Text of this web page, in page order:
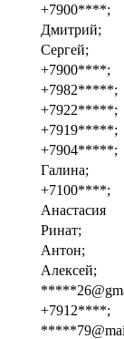
+7900****;
Дмитрий;
Сергей;
+7900****;
+7982*****;
+7922*****;
+7919*****;
+7904*****;
Галина;
+7100****;
Анастасия
Ринат;
Антон;
Алексей;
+7912****;